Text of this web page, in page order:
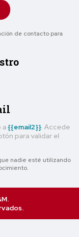
de contacto para
a {{email2}}. Accede
para validar el
nadie esté utilizando